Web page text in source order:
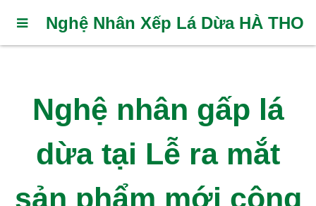
Nghệ Nhân Xếp Lá Dừa HÀ THO
Nghệ nhân gấp lá
dừa tại Lễ ra mắt
sản phẩm mới công